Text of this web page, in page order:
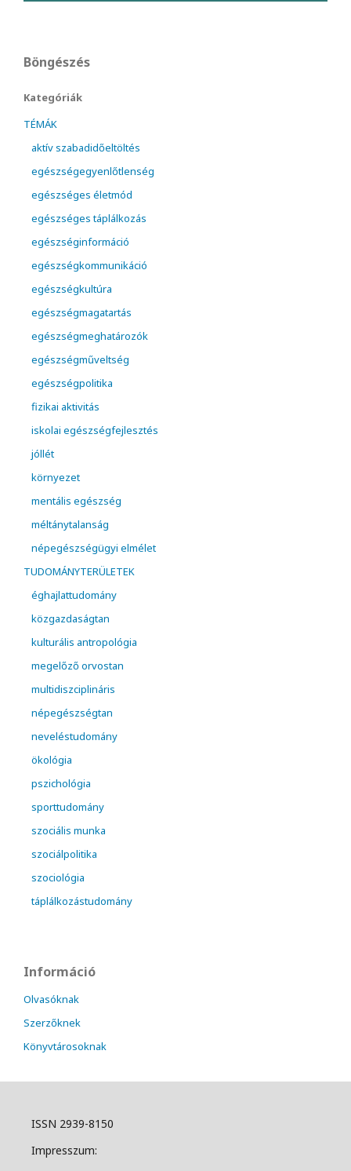
Böngészés
Kategóriák
TÉMÁK
aktív szabadidőeltöltés
egészségegyenlőtlenség
egészséges életmód
egészséges táplálkozás
egészséginformáció
egészségkommunikáció
egészségkultúra
egészségmagatartás
egészségmeghatározók
egészségműveltség
egészségpolitika
fizikai aktivitás
iskolai egészségfejlesztés
jóllét
környezet
mentális egészség
méltánytalanság
népegészségügyi elmélet
TUDOMÁNYTERÜLETEK
éghajlattudomány
közgazdaságtan
kulturális antropológia
megelőző orvostan
multidiszciplináris
népegészségtan
neveléstudomány
ökológia
pszichológia
sporttudomány
szociális munka
szociálpolitika
szociológia
táplálkozástudomány
Információ
Olvasóknak
Szerzőknek
Könyvtárosoknak
ISSN 2939-8150
Impresszum: